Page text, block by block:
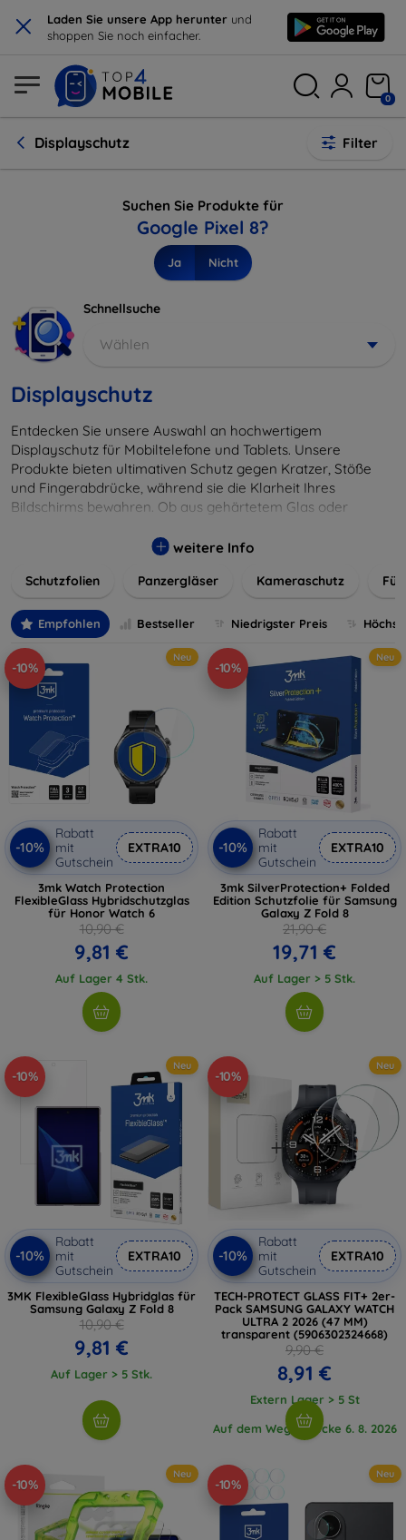
× Laden Sie unsere App herunter und
shoppen Sie noch einfacher.
0
Displayschutz Filter
Suchen Sie Produkte für
Google Pixel 8?
Ja Nicht
Schnellsuche
Wählen
Displayschutz
Entdecken Sie unsere Auswahl an hochwertigem
Displayschutz für Mobiltelefone und Tablets. Unsere
Produkte bieten ultimativen Schutz gegen Kratzer, Stöße
und Fingerabdrücke, während sie die Klarheit Ihres
Bildschirms bewahren. Ob aus gehärtetem Glas oder
installieren und passgenau für jedes Gerät, um eine
wertvolles Gerät mit unseren langlebigen und zuverlässigen
digitales Erlebnis.
weitere Info
Schutzfolien Panzergläser Kameraschutz
Empfohlen Bestseller Niedrigster Preis
-10%
Neu
-10%
Rabatt
mit
Gutschein
EXTRA10
3mk Watch Protection
FlexibleGlass Hybridschutzglas
für Honor Watch 6
10,90 €
9,81 €
Auf Lager 4 Stk.
-10%
Neu
-10%
Rabatt
mit
Gutschein
EXTRA10
3mk SilverProtection+ Folded
Edition Schutzfolie für Samsung
Galaxy Z Fold 8
21,90 €
19,71 €
Auf Lager > 5 Stk.
-10%
Neu
-10%
Rabatt
mit
Gutschein
EXTRA10
3MK FlexibleGlass Hybridglas für
Samsung Galaxy Z Fold 8
10,90 €
9,81 €
Auf Lager > 5 Stk.
-10%
Neu
-10%
Rabatt
mit
Gutschein
EXTRA10
TECH-PROTECT GLASS FIT+ 2er-
Pack SAMSUNG GALAXY WATCH
ULTRA 2 2026 (47 MM)
transparent (5906302324668)
9,90 €
8,91 €
Extern Lager > 5 St
Auf dem Weg 1 Stücke 6. 8. 2026
-10%
Neu
-10%
Neu